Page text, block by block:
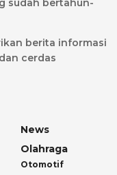
berita informasi
cerdas
News
Olahraga
Otomotif